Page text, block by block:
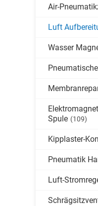
Air-
Luft
Wasser
Spule (109)
Kipplaster-
Pneumatik
Luft-